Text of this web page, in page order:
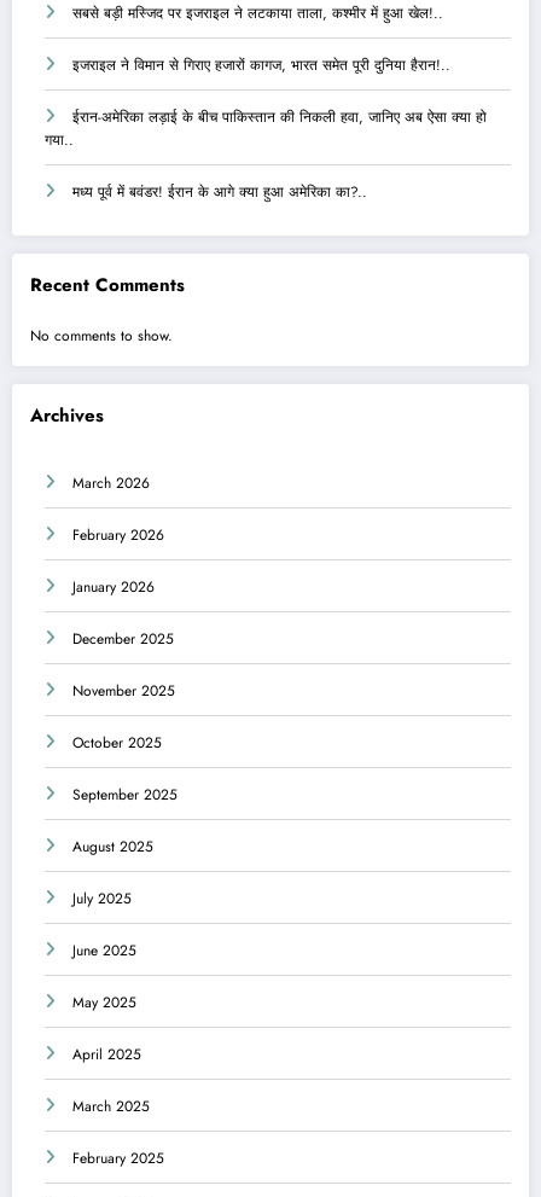
सबसे बड़ी मस्जिद पर इजराइल ने लटकाया ताला, कश्मीर में हुआ खेल!..
इजराइल ने विमान से गिराए हजारों कागज, भारत समेत पूरी दुनिया हैरान!..
ईरान-अमेरिका लड़ाई के बीच पाकिस्तान की निकली हवा, जानिए अब ऐसा क्या हो
गया..
मध्य पूर्व में बवंडर! ईरान के आगे क्या हुआ अमेरिका का?..
Recent Comments
No comments to show.
Archives
March 2026
February 2026
January 2026
December 2025
November 2025
October 2025
September 2025
August 2025
July 2025
June 2025
May 2025
April 2025
March 2025
February 2025